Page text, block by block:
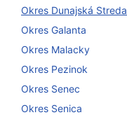
Okres Dunajská Streda
Okres Galanta
Okres Malacky
Okres Pezinok
Okres Senec
Okres Senica